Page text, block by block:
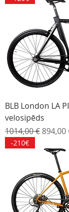
BLB London LA
velosipēds
Parastā cena
1014,00 € 894,00
-210€